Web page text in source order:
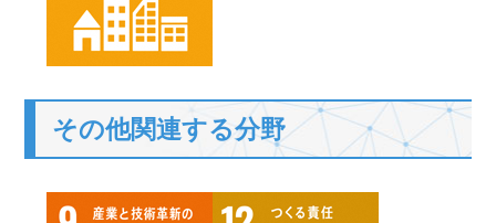
その他関連する分野